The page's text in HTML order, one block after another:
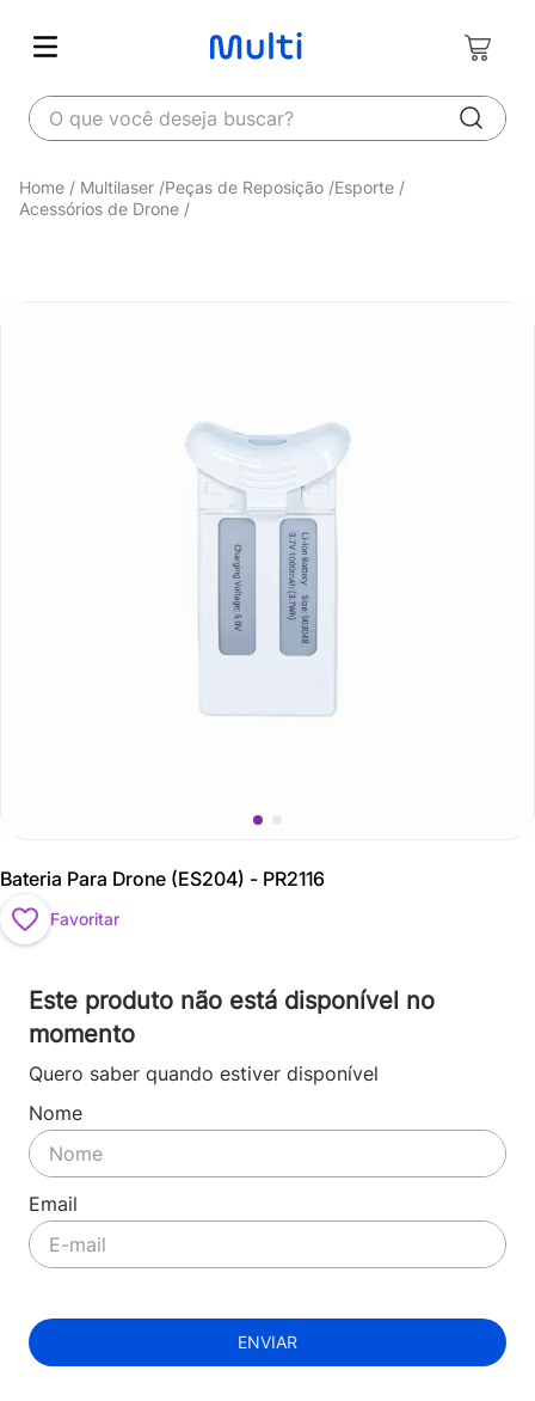
O que você deseja buscar?
Multilaser Peças de Reposição Esporte
Acessórios de Drone
Bateria Para Drone (ES204) - PR2116
Favoritar
Este produto não está disponível no
momento
Quero saber quando estiver disponível
ENVIAR